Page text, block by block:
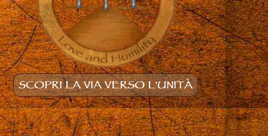
SCOPRI LA VIA VERSO L'UNITÀ